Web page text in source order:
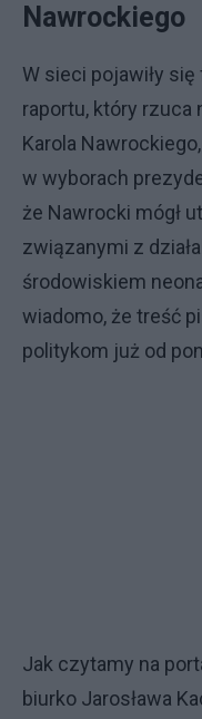
Nawrockiego
W sieci pojawiły
raportu, który rzuca
Karola
w wyborach
że Nawrocki mógł
związanymi z
środowiskiem
wiadomo, że treść
politykom już od
Jak czytamy na
biurko Jarosława